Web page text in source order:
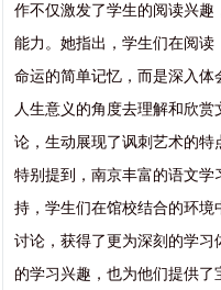
作不仅激发了学生的阅读兴
能力。她指出，学生们在阅
命运的简单记忆，而是深入
人生意义的角度去理解和欣
论，生动展现了讽刺艺术的
特别提到，南京丰富的语文
持，学生们在馆校结合的环
讨论，获得了更为深刻的学
的学习兴趣，也为他们提供